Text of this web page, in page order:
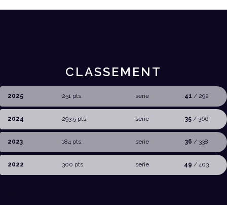
CLASSEMENT
2025 251 pts. serie 41 / 292
2024 293,5 pts. serie 35/ 366
2023 184 pts. serie 36 / 338
2022 300 pts. serie 49 / 403